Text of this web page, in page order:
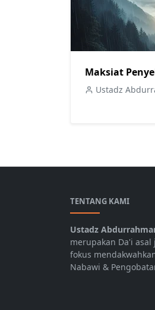
Maksiat
Ustadz
TENTANG KAMI
Ustadz
merupakan Da'i asal
fokus
Nabawi &